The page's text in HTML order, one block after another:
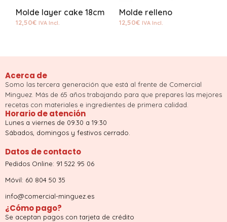
Molde layer cake 18cm
12,50€ IVA Incl.
Molde relleno
12,50€ IVA Incl.
Acerca de
Somo las tercera generación que está al frente de Comercial
Minguez. Más de 65 años trabajando para que prepares las mejores
recetas con materiales e ingredientes de primera calidad.
Horario de atención
Lunes a viernes de 09.30 a 19:30
Sábados, domingos y festivos cerrado.
Datos de contacto
Pedidos Online: 91 522 95 06
Móvil: 60 804 50 35
info@comercial-minguez.es
¿Cómo pago?
Se aceptan pagos con tarjeta de crédito